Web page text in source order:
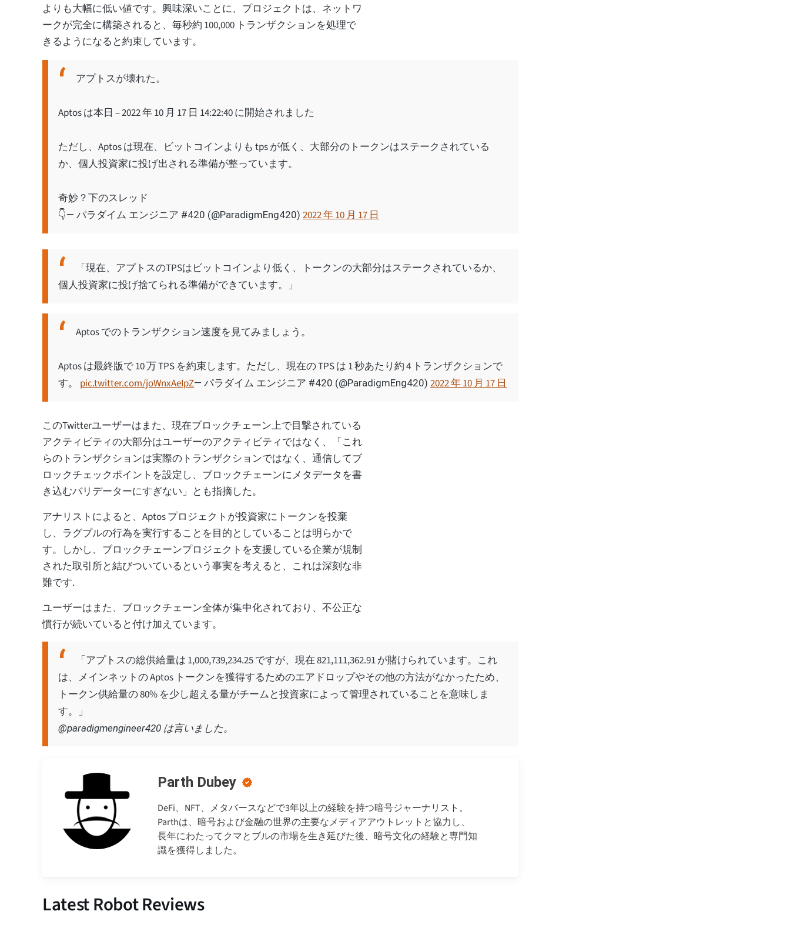
よりも大幅に低い値です。興味深いことに、プロジェクトは、ネットワ
ークが完全に構築されると、毎秒約 100,000 トランザクションを処理で
きるようになると約束しています。
アプトスが壊れた。
Aptos は本日 – 2022 年 10 月 17 日 14:22:40 に開始されました
ただし、Aptos は現在、ビットコインよりも tps が低く、大部分のトークンはステークされている
か、個人投資家に投げ出される準備が整っています。
奇妙？下のスレッド
👇— パラダイム エンジニア #420 (@ParadigmEng420) 2022 年 10 月 17 日
「現在、アプトスのTPSはビットコインより低く、トークンの大部分はステークされているか、
個人投資家に投げ捨てられる準備ができています。」
Aptos でのトランザクション速度を見てみましょう。
Aptos は最終版で 10 万 TPS を約束します。ただし、現在の TPS は 1 秒あたり約 4 トランザクションで
す。 pic.twitter.com/joWnxAeIpZ— パラダイム エンジニア #420 (@ParadigmEng420) 2022 年 10 月 17 日
このTwitterユーザーはまた、現在ブロックチェーン上で目撃されている
アクティビティの大部分はユーザーのアクティビティではなく、「これ
らのトランザクションは実際のトランザクションではなく、通信してブ
ロックチェックポイントを設定し、ブロックチェーンにメタデータを書
き込むバリデーターにすぎない」とも指摘した。
アナリストによると、Aptos プロジェクトが投資家にトークンを投棄
し、ラグプルの行為を実行することを目的としていることは明らかで
す。しかし、ブロックチェーンプロジェクトを支援している企業が規制
された取引所と結びついているという事実を考えると、これは深刻な非
難です.
ユーザーはまた、ブロックチェーン全体が集中化されており、不公正な
慣行が続いていると付け加えています。
「アプトスの総供給量は 1,000,739,234.25 ですが、現在 821,111,362.91 が賭けられています。これ
は、メインネットの Aptos トークンを獲得するためのエアドロップやその他の方法がなかったため、
トークン供給量の 80% を少し超える量がチームと投資家によって管理されていることを意味しま
す。」
@paradigmengineer420 は言いました。
Parth Dubey
DeFi、NFT、メタバースなどで3年以上の経験を持つ暗号ジャーナリスト。
Parthは、暗号および金融の世界の主要なメディアアウトレットと協力し、
長年にわたってクマとブルの市場を生き延びた後、暗号文化の経験と専門知
識を獲得しました。
Latest Robot Reviews